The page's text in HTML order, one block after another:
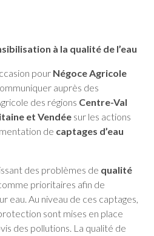
à la qualité de l’eau
pour Négoce Agricole
auprès des
des régions Centre-Val
et Vendée sur les actions
de captages d’eau
des problèmes de qualité
prioritaires afin de
eau. Au niveau de ces captages,
sont mises en place
des pollutions. La qualité de